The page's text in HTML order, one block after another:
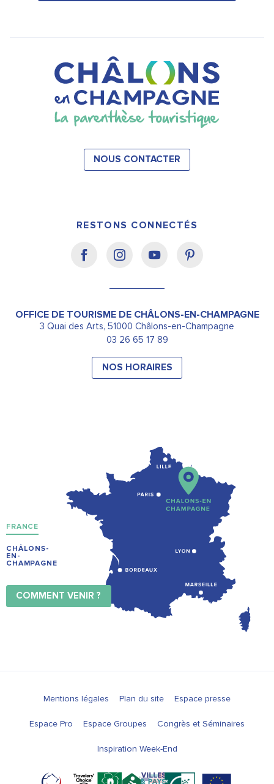
NOUS CONTACTER
RESTONS CONNECTÉS
OFFICE DE TOURISME DE CHÂLONS-EN-CHAMPAGNE
3 Quai des Arts, 51000 Châlons-en-Champagne
03 26 65 17 89
NOS HORAIRES
FRANCE
CHÂLONS-
EN-
CHAMPAGNE
COMMENT VENIR ?
Mentions légales Plan du site Espace presse
Espace Pro Espace Groupes Congrès et Séminaires
Inspiration Week-End